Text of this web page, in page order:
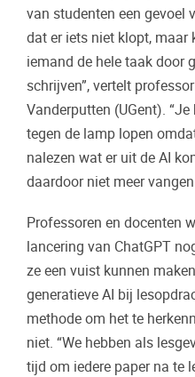
van studenten een gevoel
dat er iets niet klopt, maar
iemand de hele taak door
schrijven”, vertelt
Vanderputten (UGent).
tegen de lamp lopen
nalezen wat er uit de AI
daardoor niet meer
Professoren en docenten
lancering van ChatGPT
ze een vuist kunnen
generatieve AI bij
methode om het te
niet. “We hebben als
tijd om iedere paper na te